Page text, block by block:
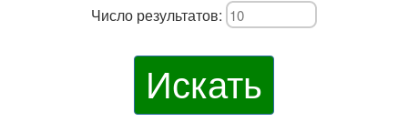
Число результатов:
Искать